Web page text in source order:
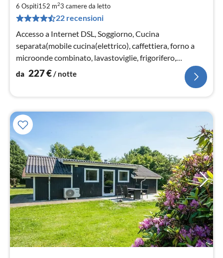
6 Ospiti152 m23 camere da letto
22 recensioni
Accesso a Internet DSL, Soggiorno, Cucina
separata(mobile cucina(elettrico), caffettiera, forno a
microonde combinato, lavastoviglie, frigorifero,
congelatore(100-139L))
da 227€/ notte